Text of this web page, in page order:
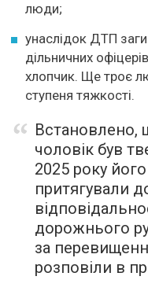
люди;
унаслідок ДТП
дільничних
хлопчик. Ще троє
ступеня тяжкості.
Встановлено,
чоловік був
2025 року
притягували
дорожнього
за
розповіли в